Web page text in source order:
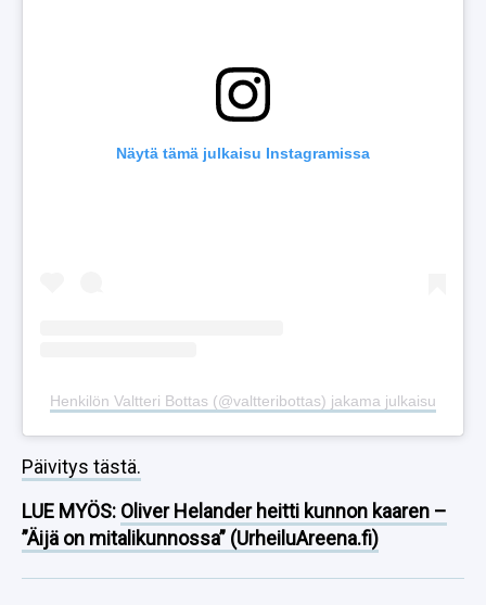
Näytä tämä julkaisu Instagramissa
Henkilön Valtteri Bottas (@valtteribottas) jakama julkaisu
Päivitys tästä.
LUE MYÖS: Oliver Helander heitti kunnon kaaren –
”Äijä on mitalikunnossa” (UrheiluAreena.fi)